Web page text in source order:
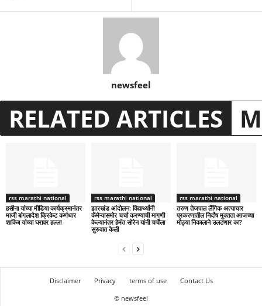
newsfeel
RELATED ARTICLES
rss marathi national
हसीना यांच्या मीडिया कार्यक्रमानंतर
माजी बांगलादेश क्रिकेट कर्णधार
शाकिब यांच्या घरावर हल्ला
rss marathi national
झारखंड आंदोलन: विद्यार्थ्यांनी
कॅमेऱ्यासमोर चर्चा करण्याची मागणी
केल्यानंतर हेमंत सोरेन यांनी चर्चेला
सुरुवात केली
rss marathi national
तरुण तेजपाल लैंगिक अत्याचार
प्रकरणातील निर्दोष मुक्तता आजच्या
मोठ्या निकालाने उलटणार का?
Disclaimer Privacy terms of use
Contact Us
© newsfeel